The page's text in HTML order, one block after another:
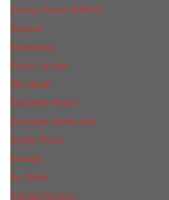
Donna Karan (DKNY)
Dupont
Eisenberg
Еsteе Lаudеr
Elie Saab
Elizabeth Arden
Escentric Molecules
Emilio Pucci
Escada
Ex Nihilo
Giorgio Armani